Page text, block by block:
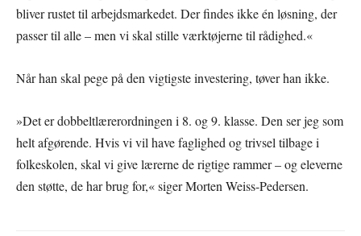
bliver rustet til arbejdsmarkedet. Der findes ikke én løsning, der
passer til alle – men vi skal stille værktøjerne til rådighed.«
Når han skal pege på den vigtigste investering, tøver han ikke.
»Det er dobbeltlærerordningen i 8. og 9. klasse. Den ser jeg som
helt afgørende. Hvis vi vil have faglighed og trivsel tilbage i
folkeskolen, skal vi give lærerne de rigtige rammer – og eleverne
den støtte, de har brug for,« siger Morten Weiss-Pedersen.